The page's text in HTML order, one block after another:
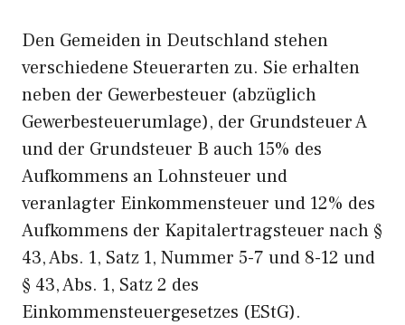
Den Gemeiden in Deutschland stehen
verschiedene Steuerarten zu. Sie erhalten
neben der Gewerbesteuer (abzüglich
Gewerbesteuerumlage), der Grundsteuer A
und der Grundsteuer B auch 15% des
Aufkommens an Lohnsteuer und
veranlagter Einkommensteuer und 12% des
Aufkommens der Kapitalertragsteuer nach §
43, Abs. 1, Satz 1, Nummer 5-7 und 8-12 und
§ 43, Abs. 1, Satz 2 des
Einkommensteuergesetzes (EStG).